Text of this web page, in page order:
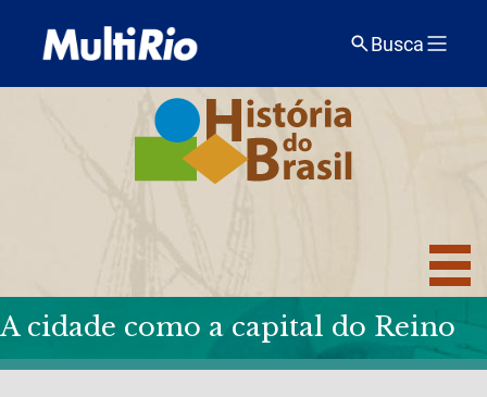
Busca
A cidade como a capital do Reino